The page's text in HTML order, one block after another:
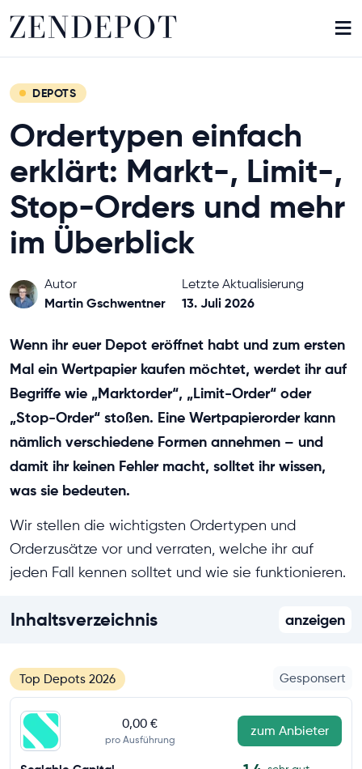
≡
DEPOTS
Ordertypen einfach
erklärt: Markt-, Limit-,
Stop-Orders und mehr
im Überblick
Autor
Martin Gschwentner
Letzte Aktualisierung
13. Juli 2026
Wenn ihr euer Depot eröffnet habt und zum ersten
Mal ein Wertpapier kaufen möchtet, werdet ihr auf
Begriffe wie „Marktorder“, „Limit-Order“ oder
„Stop-Order“ stoßen. Eine Wertpapierorder kann
nämlich verschiedene Formen annehmen – und
damit ihr keinen Fehler macht, solltet ihr wissen,
was sie bedeuten.
Wir stellen die wichtigsten Ordertypen und
Orderzusätze vor und verraten, welche ihr auf
jeden Fall kennen solltet und wie sie funktionieren.
Inhaltsverzeichnis anzeigen
Top Depots 2026 Gesponsert
0,00 €
pro Ausführung
zum Anbieter